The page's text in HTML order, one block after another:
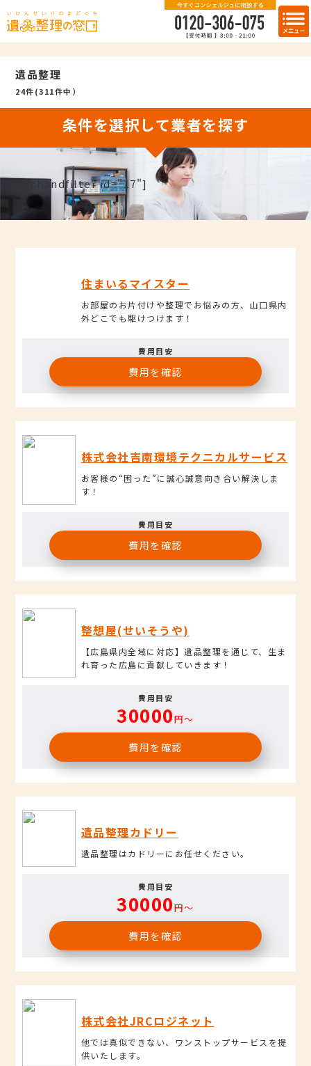
遺品整理
24件(311件中）
条件を選択して業者を探す
[searchandfilter id="17"]
住まいるマイスター
お部屋のお片付けや整理でお悩みの方、山口県内
外どこでも駆けつけます！
費用目安
費用を確認
株式会社吉南環境テクニカルサービス
お客様の“困った”に誠心誠意向き合い解決しま
す！
費用目安
費用を確認
整想屋(せいそうや)
【広島県内全域に対応】遺品整理を通じて、生ま
れ育った広島に貢献していきます！
費用目安
30000円〜
費用を確認
遺品整理カドリー
遺品整理はカドリーにお任せください。
費用目安
30000円〜
費用を確認
株式会社JRCロジネット
他では真似できない、ワンストップサービスを提
供いたします。